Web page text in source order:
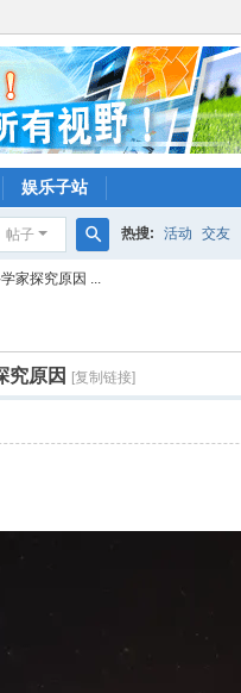
娱乐子站
帖子 热搜: 活动 交友
家探究原因 ...
究原因 [复制链接]